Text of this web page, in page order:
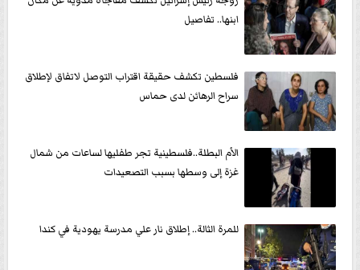
ابنها.. تفاصيل
فلسطين تكشف حقيقة اقتراب التوصل لاتفاق لإطلاق
سراح الرهائن لدى حماس
الأم البطلة..فلسطينية تجر طفليها لساعات من شمال
غزة إلى وسطها بسبب التصعيدات
للمرة الثالة.. إطلاق نار علي مدرسة يهودية في كندا